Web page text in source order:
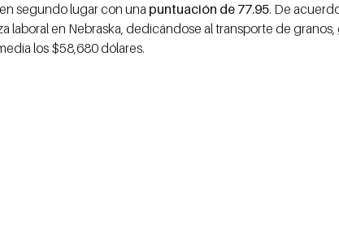
segundo lugar con una puntuación de 77.95. De
laboral en Nebraska, dedicándose al transporte de
los $58,680 dólares.